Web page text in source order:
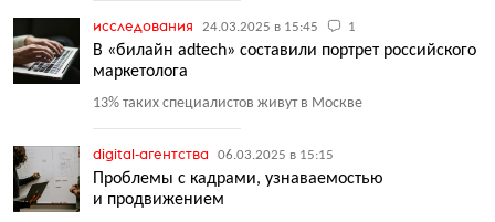
исследования 24.03.2025 в 15:45 1
В «билайн adtech» составили портрет российского
маркетолога
13% таких специалистов живут в Москве
digital-агентства 06.03.2025 в 15:15
Проблемы с кадрами, узнаваемостью
и продвижением